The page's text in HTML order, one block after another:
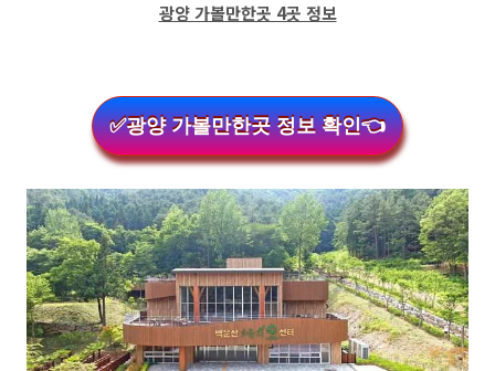
광양 가볼만한곳 4곳 정보
✅광양 가볼만한곳 정보 확인👈